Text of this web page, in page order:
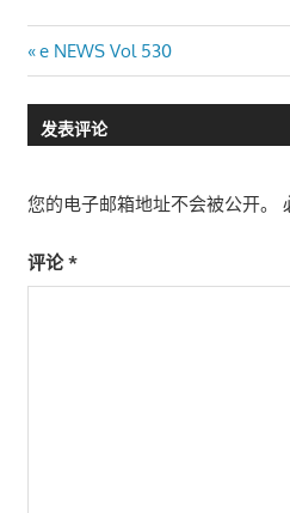
文
章
导
航
Previous
Post:
e NEWS Vol 530
发表评论
您的电子邮箱地址不会被公开。
评论*